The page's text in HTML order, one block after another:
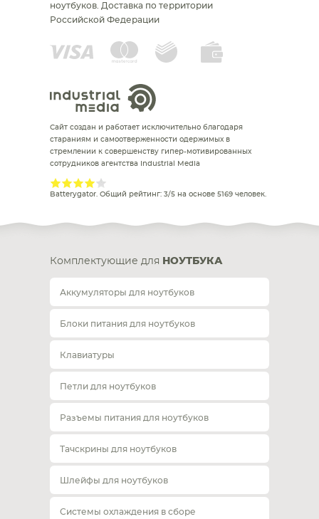
ноутбуков. Доставка по территории
Российской Федерации
Сайт создан и работает исключительно благодаря
стараниям и самоотверженности одержимых в
стремлении к совершенству гипер-мотивированных
сотрудников агентства Industrial Media
Batterygator. Общий рейтинг: 3/5 на основе 5169 человек.
Комплектующие для НОУТБУКА
Аккумуляторы для ноутбуков
Блоки питания для ноутбуков
Клавиатуры
Петли для ноутбуков
Разъемы питания для ноутбуков
Тачскрины для ноутбуков
Шлейфы для ноутбуков
Системы охлаждения в сборе